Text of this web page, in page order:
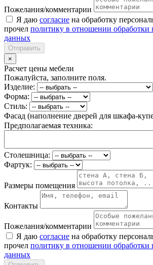
Пожелания/комментарии
Я даю согласие на обработку
прочел политику в отношении обработки
данных
Отправить
×
Расчет цены мебели
Пожалуйста, заполните поля.
Изделие:
Форма:
Стиль:
Фасад (наполнение дверей для шкафа-
Предполагаемая техника:
Столешница:
Фартук:
Размеры помещения
Контакты
Пожелания/комментарии
Я даю согласие на обработку
прочел политику в отношении обработки
данных